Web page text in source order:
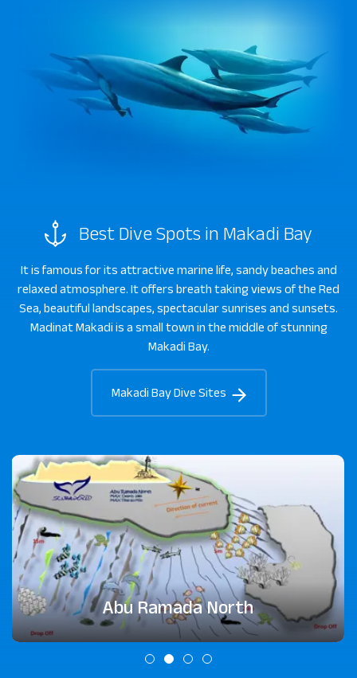
Abu Ramada North
Best Dive Spots in Makadi Bay
It is famous for its attractive marine life, sandy beaches and
relaxed atmosphere. It offers breath taking views of the Red
Sea, beautiful landscapes, spectacular sunrises and sunsets.
Madinat Makadi is a small town in the middle of stunning
Makadi Bay.
Makadi Bay Dive Sites